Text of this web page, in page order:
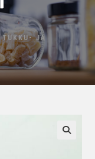
TUKKU- JA